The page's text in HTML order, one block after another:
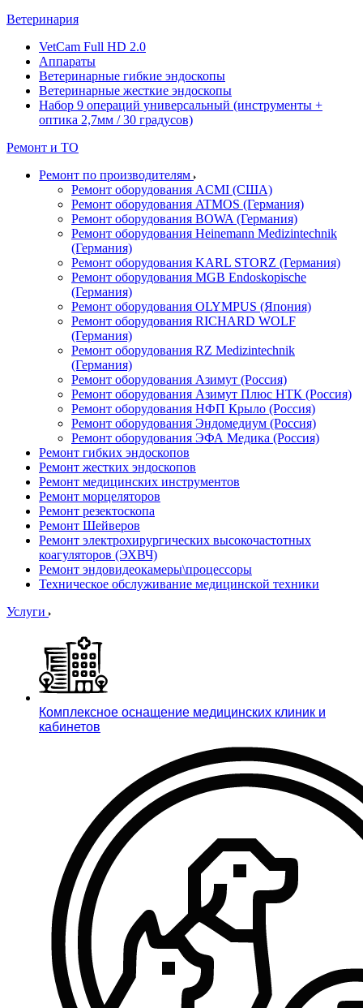
Ветеринария
VetCam Full HD 2.0
Аппараты
Ветеринарные гибкие эндоскопы
Ветеринарные жесткие эндоскопы
Набор 9 операций универсальный (инструменты +
оптика 2,7мм / 30 градусов)
Ремонт и ТО
Ремонт по производителям
Ремонт оборудования ACMI (США)
Ремонт оборудования ATMOS (Германия)
Ремонт оборудования BOWA (Германия)
Ремонт оборудования Heinemann Medizintechnik
(Германия)
Ремонт оборудования KARL STORZ (Германия)
Ремонт оборудования MGB Endoskopische
(Германия)
Ремонт оборудования OLYMPUS (Япония)
Ремонт оборудования RICHARD WOLF
(Германия)
Ремонт оборудования RZ Medizintechnik
(Германия)
Ремонт оборудования Азимут (Россия)
Ремонт оборудования Азимут Плюс НТК (Россия)
Ремонт оборудования НФП Крыло (Россия)
Ремонт оборудования Эндомедиум (Россия)
Ремонт оборудования ЭФА Медика (Россия)
Ремонт гибких эндоскопов
Ремонт жестких эндоскопов
Ремонт медицинских инструментов
Ремонт морцеляторов
Ремонт резектоскопа
Ремонт Шейверов
Ремонт электрохирургических высокочастотных
коагуляторов (ЭХВЧ)
Ремонт эндовидеокамеры\процессоры
Техническое обслуживание медицинской техники
Услуги
Комплексное оснащение медицинских клиник и
кабинетов